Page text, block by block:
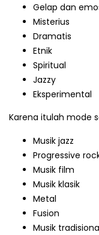
Gelap dan
Misterius
Dramatis
Etnik
Spiritual
Jazzy
Eksperimental
Karena itulah mode
Musik jazz
Progressive
Musik film
Musik klasik
Metal
Fusion
Musik